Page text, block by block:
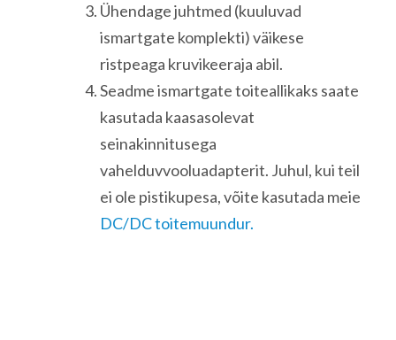
Ühendage juhtmed (kuuluvad
ismartgate komplekti) väikese
ristpeaga kruvikeeraja abil.
Seadme ismartgate toiteallikaks saate
kasutada kaasasolevat
seinakinnitusega
vahelduvvooluadapterit. Juhul, kui teil
ei ole pistikupesa, võite kasutada meie
DC/DC toitemuundur.